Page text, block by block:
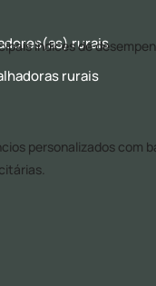
rurais
rurais